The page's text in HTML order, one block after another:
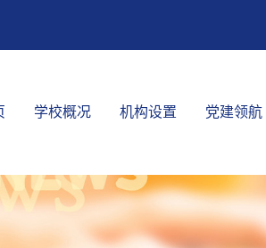
学校概况 机构设置 党建领航